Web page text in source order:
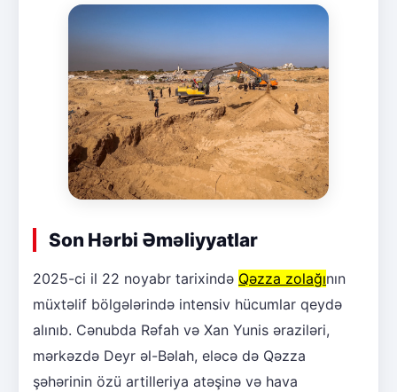
Son Hərbi Əməliyyatlar
2025-ci il 22 noyabr tarixində Qəzza zolağının
müxtəlif bölgələrində intensiv hücumlar qeydə
alınıb. Cənubda Rəfah və Xan Yunis əraziləri,
mərkəzdə Deyr əl-Bəlah, eləcə də Qəzza
şəhərinin özü artilleriya atəşinə və hava